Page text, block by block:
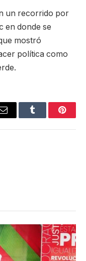
un recorrido por
en donde se
mostró
política como
Email Tumblr